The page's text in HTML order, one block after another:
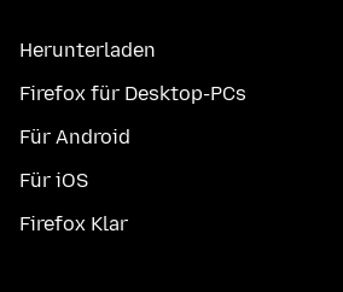
Herunterladen
Firefox für Desktop-PCs
Für Android
Für iOS
Firefox Klar